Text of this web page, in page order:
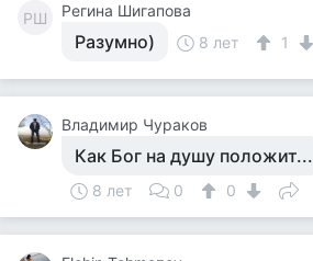
РШ Регина Шигапова
Разумно) 8 лет 1
Владимир Чураков
Как Бог на душу положит...
8 лет 0 0